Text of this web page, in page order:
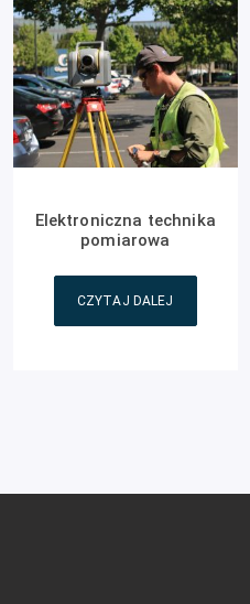
Elektroniczna technika
pomiarowa
CZYTAJ DALEJ